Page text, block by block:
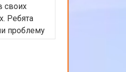
своих
Ребята
проблему
уровне.